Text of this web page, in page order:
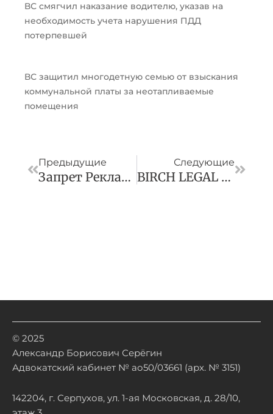
ВС смягчил наказание водителю, указав на
необходимость учета нарушения ПДД
потерпевшей
ВС защитил многодетную семью от взыскания
коммунальной платы за неотапливаемые
помещения
Предыдущие
Запрет Рекламы У Иноагентов: Как Устроен Новый Закон
Следующие
BIRCH LEGAL Продолжает Стратегическое Развитие И Объявляет О Присоединении Новой Команды
© 2025
Александр Борисович Серёгин
Адвокатский кабинет № ао50/03661 (арх. № 3151)
142204, г. Серпухов, ул. 1-ая Московская, д. 28/10,